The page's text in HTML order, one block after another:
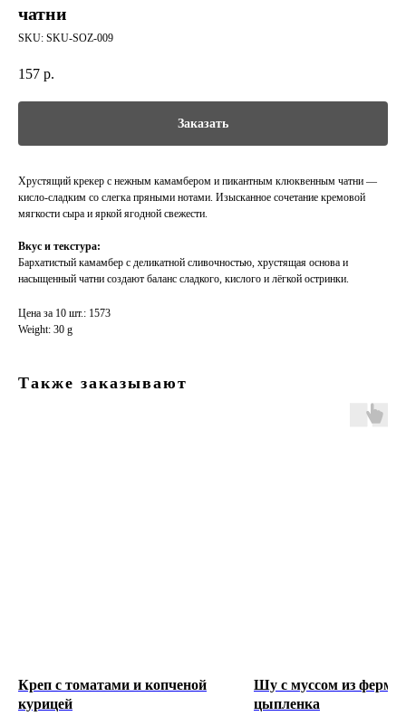
чатни
SKU: SKU-SOZ-009
157 р.
Заказать
Хрустящий крекер с нежным камамбером и пикантным клюквенным чатни —
кисло-сладким со слегка пряными нотами. Изысканное сочетание кремовой
мягкости сыра и яркой ягодной свежести.
Вкус и текстура:
Бархатистый камамбер с деликатной сливочностью, хрустящая основа и
насыщенный чатни создают баланс сладкого, кислого и лёгкой остринки.
Цена за 10 шт.: 1573
Weight: 30 g
Также заказывают
Креп с томатами и копченой
курицей
Шу с муссом из
цыпленка